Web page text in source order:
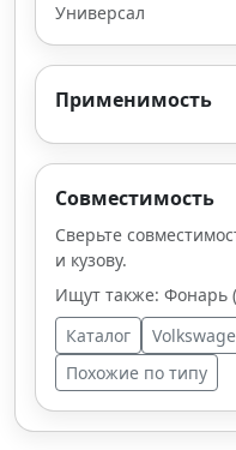
Универсал
Применимость
Совместимость
Сверьте
и кузову.
Ищут также: Фонарь
Каталог
Похожие по типу